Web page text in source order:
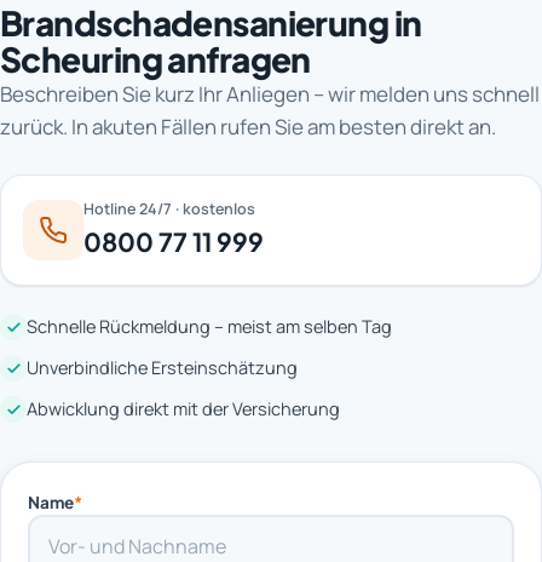
Brandschadensanierung in
Scheuring anfragen
Beschreiben Sie kurz Ihr Anliegen – wir melden uns schnell
zurück. In akuten Fällen rufen Sie am besten direkt an.
Hotline 24/7 · kostenlos
0800 77 11 999
Schnelle Rückmeldung – meist am selben Tag
Unverbindliche Ersteinschätzung
Abwicklung direkt mit der Versicherung
Name*